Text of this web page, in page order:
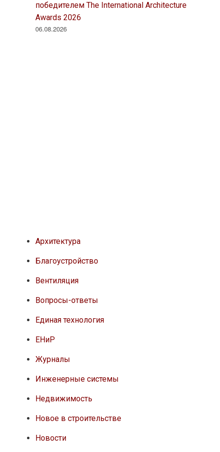
победителем The International Architecture
Awards 2026
06.08.2026
Архитектура
Благоустройство
Вентиляция
Вопросы-ответы
Единая технология
ЕНиР
Журналы
Инженерные системы
Недвижимость
Новое в строительстве
Новости